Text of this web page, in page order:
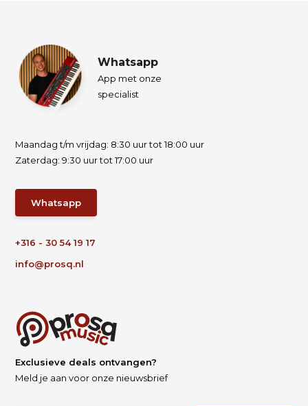
Whatsapp
App met onze
specialist
Maandag t/m vrijdag: 8:30 uur tot 18:00 uur
Zaterdag: 9:30 uur tot 17:00 uur
Whatsapp
+316 - 30 54 19 17
info@prosq.nl
Exclusieve deals ontvangen?
Meld je aan voor onze nieuwsbrief